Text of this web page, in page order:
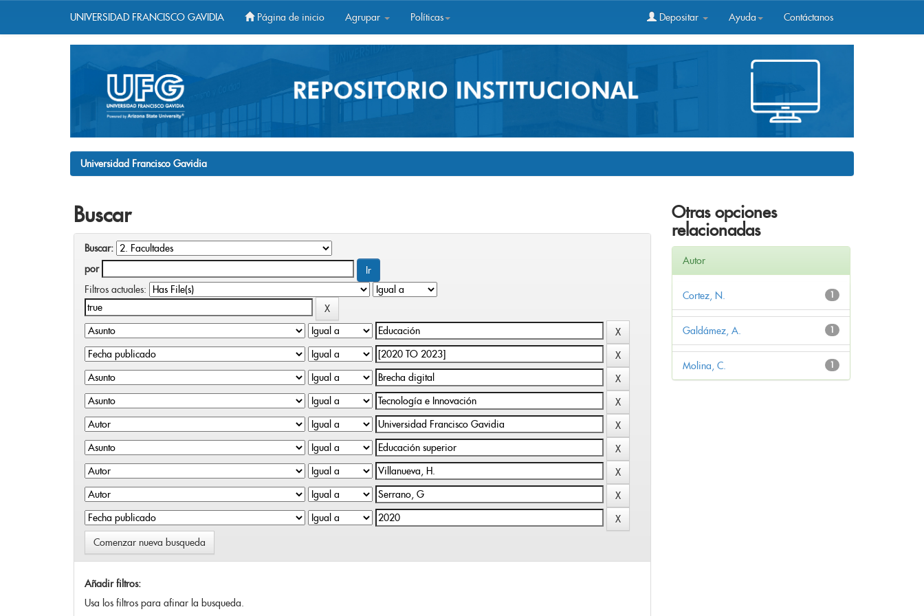
UNIVERSIDAD FRANCISCO GAVIDIA Página de inicio Agrupar Políticas Depositar Ayuda Contáctanos
Universidad Francisco Gavidia
Buscar
Buscar:
por
Filtros actuales:
Comenzar nueva busqueda
Añadir filtros:
Usa los filtros para afinar la busqueda.
Otras opciones
relacionadas
Autor
1
Cortez, N.
1
Galdámez, A.
1
Molina, C.